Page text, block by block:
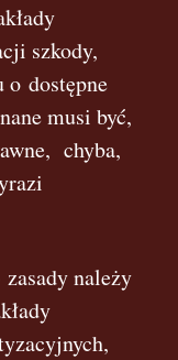
szkody,
dostępne
musi być,
chyba,
należy